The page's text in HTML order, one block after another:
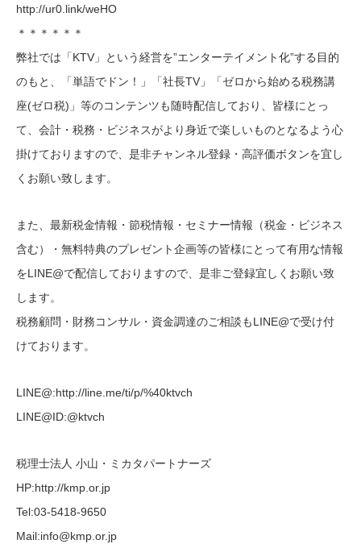
http://ur0.link/weHO
＊＊＊＊＊＊
弊社では「KTV」という経営を”エンターテイメント化”する目的
のもと、「単語でドン！」「社長TV」「ゼロから始める税務講
座(ゼロ税)」等のコンテンツも随時配信しており、皆様にとっ
て、会計・税務・ビジネスがより身近で楽しいものとなるよう心
掛けておりますので、是非チャンネル登録・高評価ボタンを宜し
くお願い致します。
また、最新税金情報・節税情報・セミナー情報（税金・ビジネス
含む）・無料特典のプレゼント企画等の皆様にとって有用な情報
をLINE@で配信しておりますので、是非ご登録宜しくお願い致
します。
税務顧問・財務コンサル・資金調達のご相談もLINE@で受け付
けております。
LINE@:http://line.me/ti/p/%40ktvch
LINE@ID:@ktvch
税理士法人 小山・ミカタパートナーズ
HP:http://kmp.or.jp
Tel:03-5418-9650
Mail:info@kmp.or.jp